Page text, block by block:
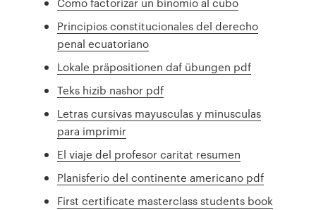
Principios constitucionales del derecho
penal ecuatoriano
Lokale präpositionen daf übungen pdf
Teks hizib nashor pdf
Letras cursivas mayusculas y minusculas
para imprimir
El viaje del profesor caritat resumen
Planisferio del continente americano pdf
First certificate masterclass students book